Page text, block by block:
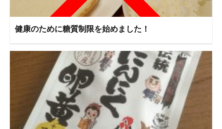
健康のために糖質制限を始めました！